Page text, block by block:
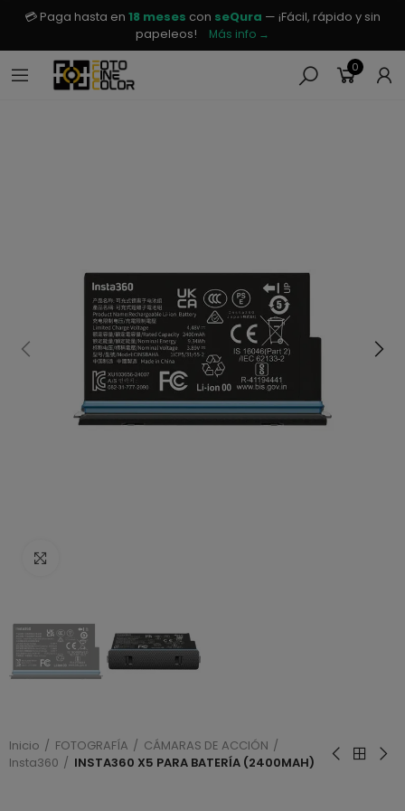
💳 Paga hasta en 18 meses con seQura — ¡Fácil, rápido y sin
papeleos!
Más info →
0
Inicio FOTOGRAFÍA
CÁMARAS DE ACCIÓN
Insta360
INSTA360 X5 PARA BATERÍA (2400MAH)